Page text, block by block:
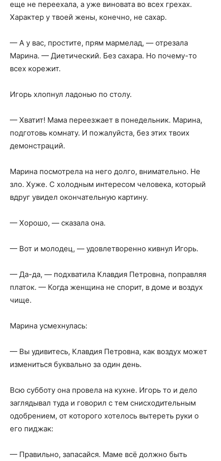
еще не переехала, а уже виновата во всех грехах.
Характер у твоей жены, конечно, не сахар.
— А у вас, простите, прям мармелад, — отрезала
Марина. — Диетический. Без сахара. Но почему-то
всех корежит.
Игорь хлопнул ладонью по столу.
— Хватит! Мама переезжает в понедельник. Марина,
подготовь комнату. И пожалуйста, без этих твоих
демонстраций.
Марина посмотрела на него долго, внимательно. Не
зло. Хуже. С холодным интересом человека, который
вдруг увидел окончательную картину.
— Хорошо, — сказала она.
— Вот и молодец, — удовлетворенно кивнул Игорь.
— Да-да, — подхватила Клавдия Петровна, поправляя
платок. — Когда женщина не спорит, в доме и воздух
чище.
Марина усмехнулась:
— Вы удивитесь, Клавдия Петровна, как воздух может
измениться буквально за один день.
Всю субботу она провела на кухне. Игорь то и дело
заглядывал туда и говорил с тем снисходительным
одобрением, от которого хотелось вытереть руки о
его пиджак:
— Правильно, запасайся. Маме всё должно быть